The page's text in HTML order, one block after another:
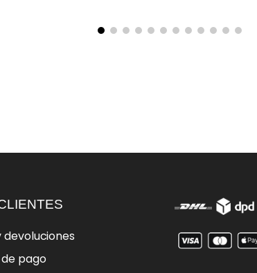
devoluciones
pago